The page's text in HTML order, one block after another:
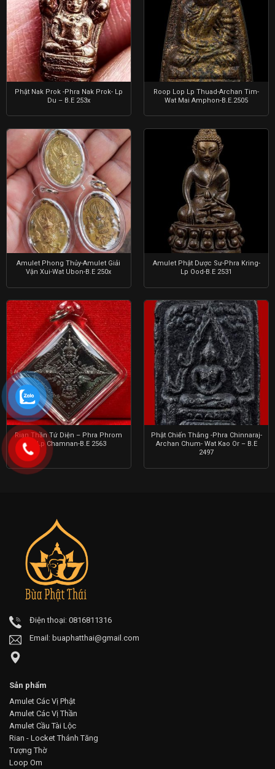
Phật Nak Prok -Phra Nak Prok- Lp
Du – B.E 253x
Roop Lop Lp Thuad-Archan Tim-
Wat Mai Amphon-B.E.2505
Amulet Phong Thủy-Amulet Giải
Vận Xui-Wat Ubon-B.E 250x
Amulet Phật Dược Sư-Phra Kring-
Lp Ood-B.E 2531
Rian Thần Tứ Diện – Phra Phrom
– Lp Chamnan-B.E 2563
Phật Chiến Thắng -Phra Chinnaraj-
Archan Chum- Wat Kao Or – B.E
2497
Điện thoại: 0816811316
Email: buaphatthai@gmail.com
Sản phẩm
Amulet Các Vị Phật
Amulet Các Vị Thần
Amulet Cầu Tài Lộc
Rian - Locket Thánh Tăng
Tượng Thờ
Loop Om